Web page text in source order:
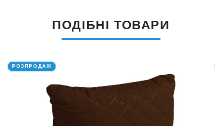
ПОДІБНІ ТОВАРИ
РОЗПРОДАЖ